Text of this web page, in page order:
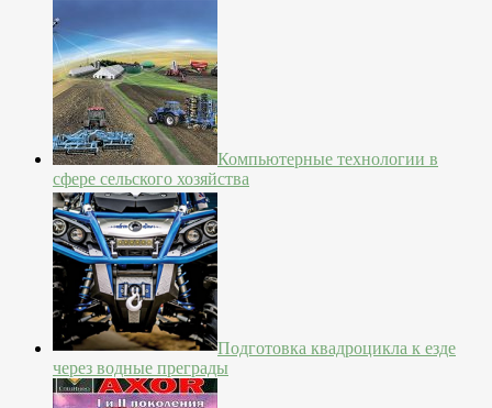
Компьютерные технологии в
сфере сельского хозяйства
Подготовка квадроцикла к езде
через водные преграды